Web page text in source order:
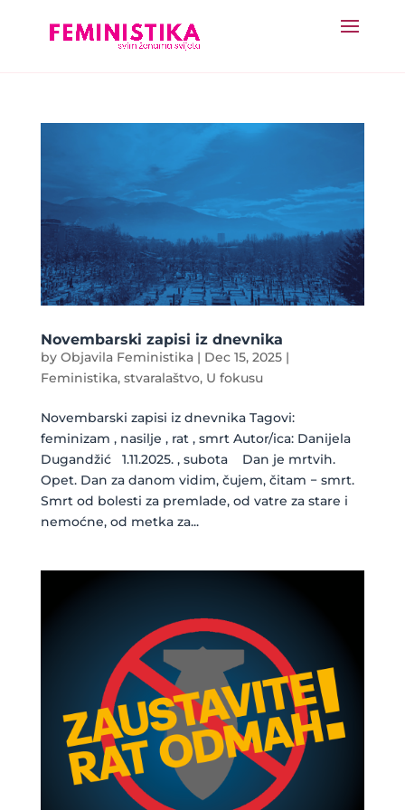
Novembarski zapisi iz dnevnika
by Objavila Feministika| Dec 15, 2025|
Feministika, stvaralaštvo, U fokusu
Novembarski zapisi iz dnevnika Tagovi:
feminizam , nasilje , rat , smrt Autor/ica: Danijela
Dugandžić 1.11.2025. , subota Dan je mrtvih.
Opet. Dan za danom vidim, čujem, čitam − smrt.
Smrt od bolesti za premlade, od vatre za stare i
nemoćne, od metka za...